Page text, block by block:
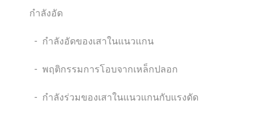
กำลังอัด
- กำลังอัดของเสาในแนวแกน
- พฤติกรรมการโอบจากเหล็กปลอก
- กำลังร่วมของเสาในแนวแกนกับแรงดัด